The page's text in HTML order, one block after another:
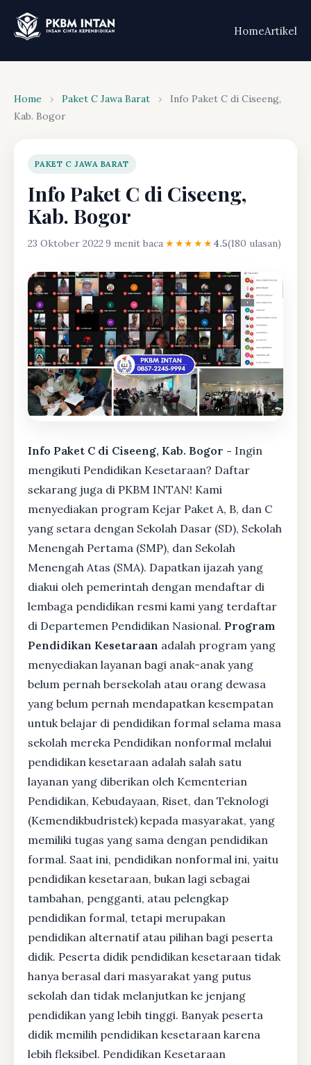
HomeArtikel
Home › Paket C Jawa Barat ›
Info Paket C di Ciseeng,
Kab. Bogor
PAKET C JAWA BARAT
Info Paket C di Ciseeng,
Kab. Bogor
23 Oktober 2022·9 menit baca·★★★★★4.5(180 ulasan)
Info Paket C di Ciseeng, Kab. Bogor - Ingin
mengikuti Pendidikan Kesetaraan? Daftar
sekarang juga di PKBM INTAN! Kami
menyediakan program Kejar Paket A, B, dan C
yang setara dengan Sekolah Dasar (SD), Sekolah
Menengah Pertama (SMP), dan Sekolah
Menengah Atas (SMA). Dapatkan ijazah yang
diakui oleh pemerintah dengan mendaftar di
lembaga pendidikan resmi kami yang terdaftar
di Departemen Pendidikan Nasional. Program
Pendidikan Kesetaraan adalah program yang
menyediakan layanan bagi anak-anak yang
belum pernah bersekolah atau orang dewasa
yang belum pernah mendapatkan kesempatan
untuk belajar di pendidikan formal selama masa
sekolah mereka Pendidikan nonformal melalui
pendidikan kesetaraan adalah salah satu
layanan yang diberikan oleh Kementerian
Pendidikan, Kebudayaan, Riset, dan Teknologi
(Kemendikbudristek) kepada masyarakat, yang
memiliki tugas yang sama dengan pendidikan
formal. Saat ini, pendidikan nonformal ini, yaitu
pendidikan kesetaraan, bukan lagi sebagai
tambahan, pengganti, atau pelengkap
pendidikan formal, tetapi merupakan
pendidikan alternatif atau pilihan bagi peserta
didik. Peserta didik pendidikan kesetaraan tidak
hanya berasal dari masyarakat yang putus
sekolah dan tidak melanjutkan ke jenjang
pendidikan yang lebih tinggi. Banyak peserta
didik memilih pendidikan kesetaraan karena
lebih fleksibel. Pendidikan Kesetaraan